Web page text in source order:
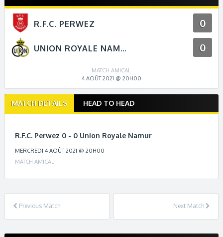
R.F.C. PERWEZ 0
UNION ROYALE NAMUR 0
MATCH AMICAL
4 AOÛT 2021 @ 20H00
MATCH DETAILS HEAD TO HEAD
R.F.C. Perwez 0 - 0 Union Royale Namur
MERCREDI 4 AOÛT 2021 @ 20H00
MATCH AMICAL
Match
navigation
Previous Match Next Match